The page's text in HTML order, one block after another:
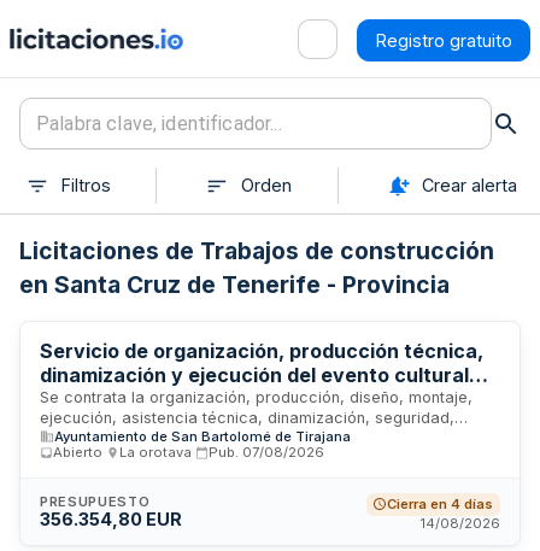
Registro gratuito
Filtros Orden Crear alerta
Licitaciones de Trabajos de construcción
en Santa Cruz de Tenerife - Provincia
Servicio de organización, producción técnica,
dinamización y ejecución del evento cultural
juvenil Maspaterror 2026 del Ayuntamiento de
San Bartolomé de Tirajana
Se contrata la organización, producción, diseño, montaje,
ejecución, asistencia técnica, dinamización, seguridad,
prevención, infraestructuras auxiliares, atención al público,
catering y desmontaje del evento juvenil y cultural
Bartolomé de Tirajana licita este servicio mediante división
en seis lotes funcionales que abarcan producción técnica,
Ayuntamiento de San Bartolomé de Tirajana
Abierto
La orotava Pub. 07/08/2026
PRESUPUESTO
356.354,80 EUR
Cierra en 4 días
14/08/2026